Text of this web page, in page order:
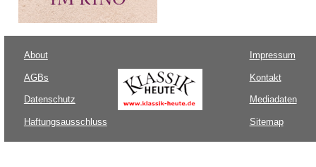
About
AGBs
Datenschutz
Haftungsausschluss
Impressum
Kontakt
Mediadaten
Sitemap